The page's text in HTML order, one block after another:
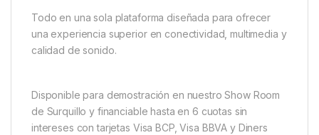
Todo en una sola plataforma diseñada para ofrecer
una experiencia superior en conectividad, multimedia y
calidad de sonido.
Disponible para demostración en nuestro Show Room
de Surquillo y financiable hasta en 6 cuotas sin
intereses con tarjetas Visa BCP, Visa BBVA y Diners